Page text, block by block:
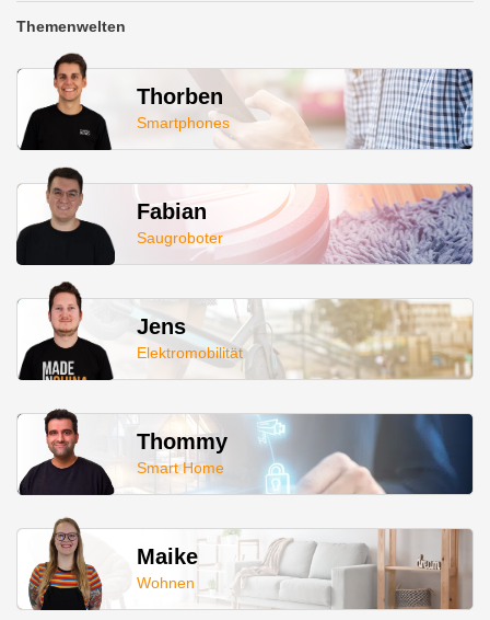
Themenwelten
Thorben
Smartphones
Fabian
Saugroboter
Jens
Elektromobilität
Thommy
Smart Home
Maike
Wohnen